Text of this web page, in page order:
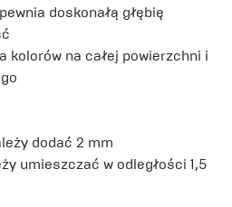
doskonałą głębię
kolorów na całej powierzchni i
dodać 2 mm
umieszczać w odległości 1,5